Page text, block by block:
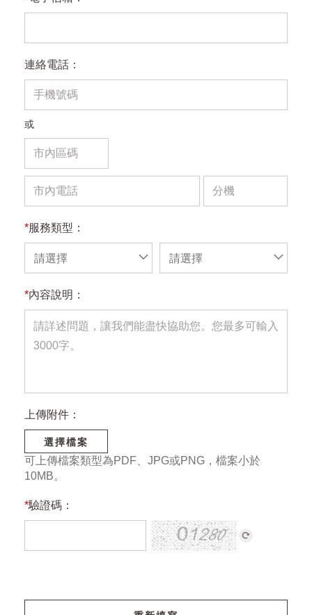
連絡電話：
或
*服務類型：
請選擇 請選擇
*內容說明：
上傳附件：
選擇檔案
可上傳檔案類型為PDF、JPG或PNG，檔案小於
10MB。
*驗證碼：